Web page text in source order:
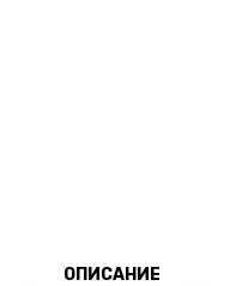
ОПИСАНИЕ